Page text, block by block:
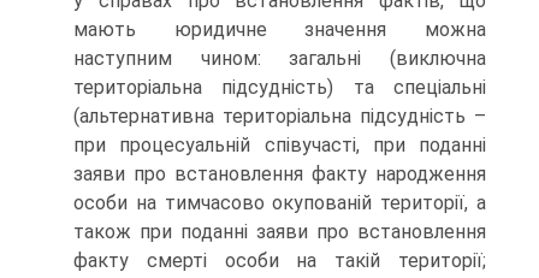
мають юридичне значення можна
наступним чином: загальні (виключна
територіальна підсудність) та спеціальні
(альтернативна територіальна підсудність –
при процесуальній співучасті, при поданні
заяви про встановлення факту народження
особи на тимчасово окупованій території, а
також при поданні заяви про встановлення
факту смерті особи на такій території;